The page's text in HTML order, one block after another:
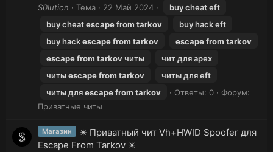
S0lution
Тема 22 Май 2024
buy cheat eft
buy cheatescapefrom tarkov
buy hack eft
buy hackescapefrom tarkov escapefrom tarkov
escapefrom tarkovчиты
чит для apex
читыescapefrom tarkov
читы для eft
читы дляescapefrom tarkov Ответы: 0
Форум:
Приватные читы
Магазин
✴️ Приватный чит Vh+HWID Spoofer для
Escape From Tarkov ✴️